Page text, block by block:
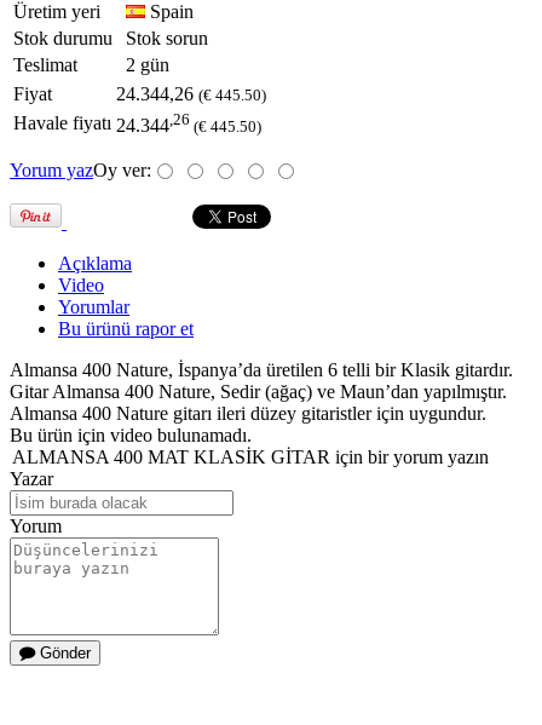
Üretim yeri
Spain
Stok durumu
Stok sorun
Teslimat
2 gün
Fiyat
24.344,26 (€ 445.50)
Havale fiyatı 24.344,26 (€ 445.50)
Yorum yazOy ver:
Açıklama
Video
Yorumlar
Bu ürünü rapor et
Almansa 400 Nature, İspanya’da üretilen 6 telli bir Klasik gitardır.
Gitar Almansa 400 Nature, Sedir (ağaç) ve Maun’dan yapılmıştır.
Almansa 400 Nature gitarı ileri düzey gitaristler için uygundur.
Bu ürün için video bulunamadı.
ALMANSA 400 MAT KLASİK GİTAR için bir yorum yazın
Yazar
Yorum
Gönder